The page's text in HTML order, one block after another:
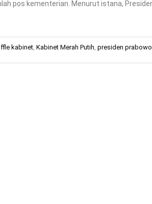
pos kementerian. Menurut istana,
kabinet, Kabinet Merah Putih, presiden prabowo